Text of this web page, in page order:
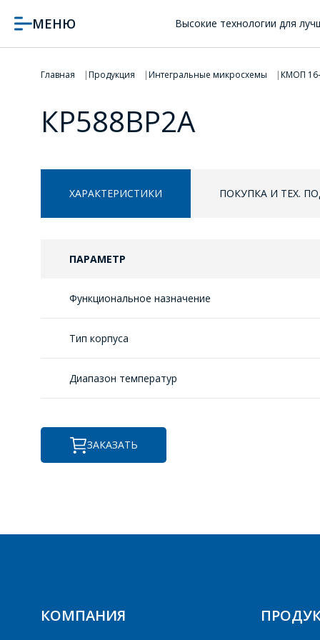
МЕНЮ Высокие технологии для
Главная Продукция Интегральные микросхемы КМОП
КР588ВР2А
ХАРАКТЕРИСТИКИ ПОКУПКА И ТЕХ.
ПАРАМЕТР
Функциональное назначение
Тип корпуса
Диапазон температур
ЗАКАЗАТЬ
КОМПАНИЯ